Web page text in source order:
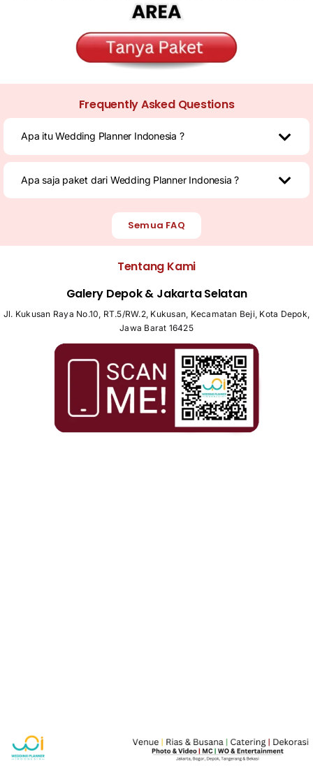
Frequently Asked Questions
Apa itu Wedding Planner Indonesia ?
Apa saja paket dari Wedding Planner Indonesia ?
Semua FAQ
Tentang Kami
Galery Depok & Jakarta Selatan
Jl. Kukusan Raya No.10, RT.5/RW.2, Kukusan, Kecamatan Beji, Kota Depok,
Jawa Barat 16425